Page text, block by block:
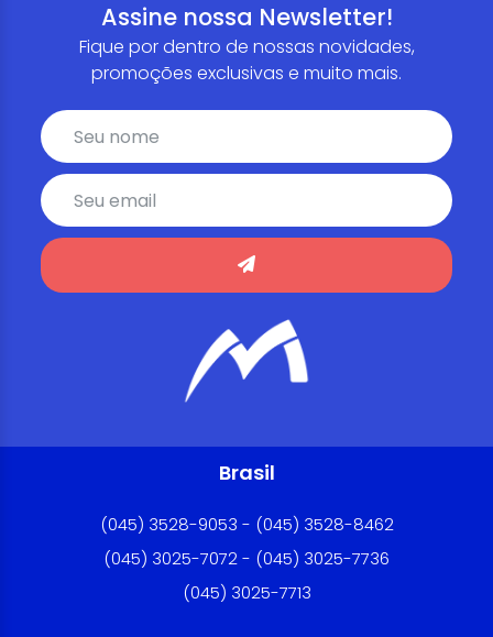
Assine nossa Newsletter!
Fique por dentro de nossas novidades,
promoções exclusivas e muito mais.
Brasil
(045) 3528-9053 - (045) 3528-8462
(045) 3025-7072 - (045) 3025-7736
(045) 3025-7713